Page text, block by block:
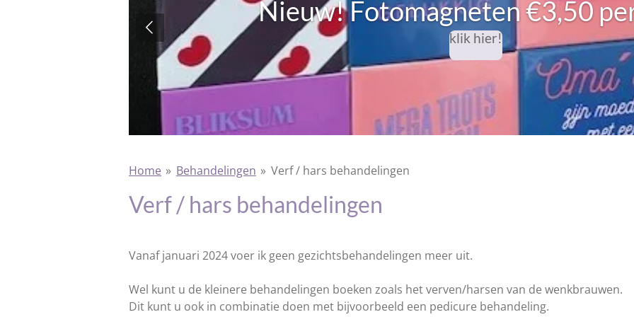
Nieuw!Fotomagneten €3,50
klik hier!
Home » Behandelingen » Verf / hars behandelingen
Verf / hars behandelingen
Vanaf januari 2024 voer ik geen gezichtsbehandelingen meer uit.
Wel kunt u de kleinere behandelingen boeken zoals het verven/harsen van de wenkbrauwen.
Dit kunt u ook in combinatie doen met bijvoorbeeld een pedicure behandeling.